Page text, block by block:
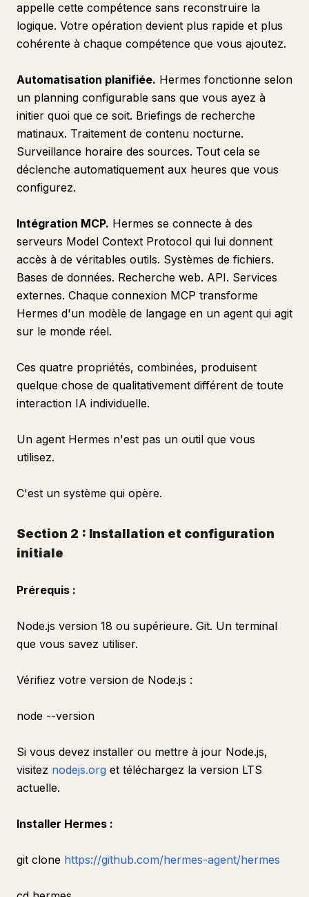
appelle cette compétence sans reconstruire la
logique. Votre opération devient plus rapide et plus
cohérente à chaque compétence que vous ajoutez.
Automatisation planifiée. Hermes fonctionne selon
un planning configurable sans que vous ayez à
initier quoi que ce soit. Briefings de recherche
matinaux. Traitement de contenu nocturne.
Surveillance horaire des sources. Tout cela se
déclenche automatiquement aux heures que vous
configurez.
Intégration MCP. Hermes se connecte à des
serveurs Model Context Protocol qui lui donnent
accès à de véritables outils. Systèmes de fichiers.
Bases de données. Recherche web. API. Services
externes. Chaque connexion MCP transforme
Hermes d'un modèle de langage en un agent qui agit
sur le monde réel.
Ces quatre propriétés, combinées, produisent
quelque chose de qualitativement différent de toute
interaction IA individuelle.
Un agent Hermes n'est pas un outil que vous
utilisez.
C'est un système qui opère.
Section 2 : Installation et configuration
initiale
Prérequis :
Node.js version 18 ou supérieure. Git. Un terminal
que vous savez utiliser.
Vérifiez votre version de Node.js :
node --version
Si vous devez installer ou mettre à jour Node.js,
visitez nodejs.org et téléchargez la version LTS
actuelle.
Installer Hermes :
git clone https://github.com/hermes-agent/hermes